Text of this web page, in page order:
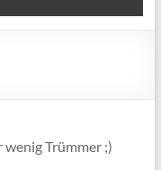
Trümmer ;)